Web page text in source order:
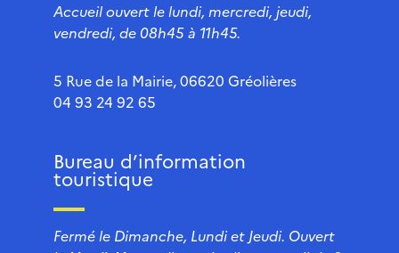
Accueil ouvert le lundi, mercredi, jeudi,
vendredi, de 08h45 à 11h45.
5 Rue de la Mairie, 06620 Gréolières
04 93 24 92 65
Bureau d’information
touristique
Fermé le Dimanche, Lundi et Jeudi. Ouvert